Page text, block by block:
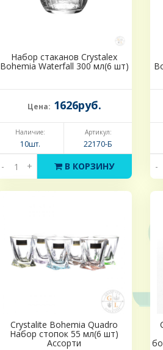
Набор стаканов Crystalex
Bohemia Waterfall 300 мл(6 шт)
Цена: 1626руб.
Наличие:
10шт.
Артикул:
22170-Б
- + В КОРЗИНУ -
Crystalite Bohemia Quadro
Набор стопок 55 мл(6 шт)
Ассорти